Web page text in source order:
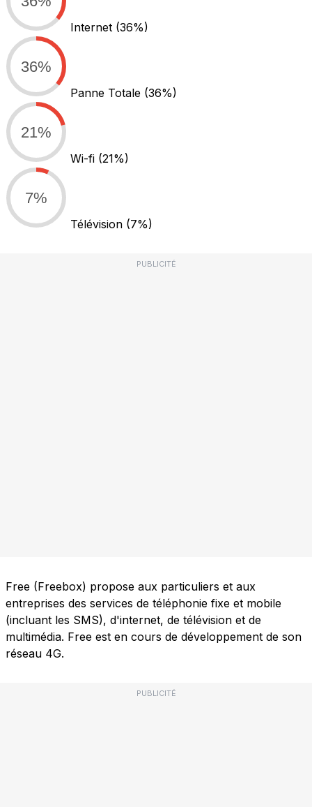
Internet (36%)
36%
Panne Totale (36%)
21%
Wi-fi (21%)
7%
Télévision (7%)
PUBLICITÉ
Free (Freebox) propose aux particuliers et aux
entreprises des services de téléphonie fixe et mobile
(incluant les SMS), d'internet, de télévision et de
multimédia. Free est en cours de développement de son
réseau 4G.
PUBLICITÉ